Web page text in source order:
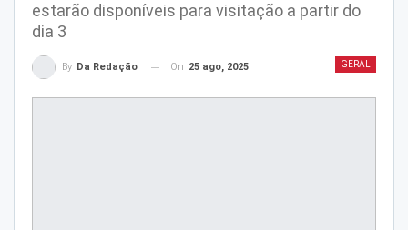
estarão disponíveis para visitação a partir do
dia 3
GERAL
By Da Redação On 25 ago, 2025